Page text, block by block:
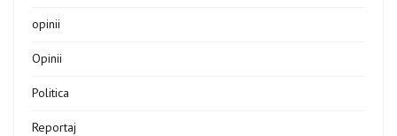
opinii
Opinii
Politica
Reportaj